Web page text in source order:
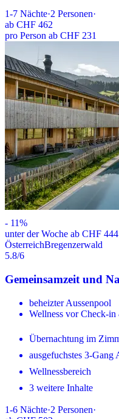
1-7 Nächte·2 Personen·
ab CHF 462
pro Person ab CHF 231
- 11%
unter der Woche ab CHF 444
ÖsterreichBregenzerwald
5.8/6
Gemeinsamzeit und
beheizter Aussenpool
Wellness vor Check-
Übernachtung im
ausgefuchstes 3-Gang
Wellnessbereich
3 weitere Inhalte
1-6 Nächte·2 Personen·